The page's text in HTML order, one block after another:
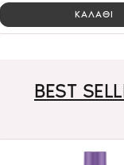
ΚΑΛΑΘΙ
BEST